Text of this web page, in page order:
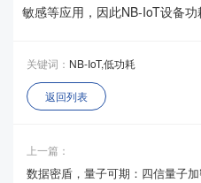
敏感等应用，因此NB-IoT设备功
关键词： NB-IoT,低功耗
返回列表
上一篇：
数据密盾，量子可期：四信量子